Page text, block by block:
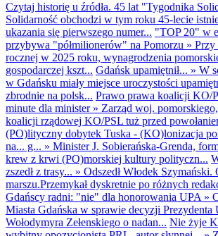
Czytaj historię u źródła. 45 lat "Tygodnika
Solidarność obchodzi w tym roku 45-lecie
ukazania się pierwszego numer... "TOP 20" w
przybywa "półmilionerów" na Pomorzu » Przy
rocznej w 2025 roku, wynagrodzenia
gospodarczej kszt... Gdańsk upamiętnił... » W
w Gdańsku miały miejsce uroczystości
zbrodnie na polsk... Prawo prawa koalicji KO/
minute dla minister» Zarząd woj.
koalicji rządowej KO/PSL tuż przed
(PO)lityczny dobytek Tuska - (KO)lonizacja
na... g... » Minister J. Sobierańska-Grenda,
krew z krwi (PO)morskiej kultury polityczn...
zszedł z trasy... » Odszedł Włodek Szymański.
marszu.Przemykał dyskretnie po różnych
Gdańscy radni: "nie" dla honorowania UPA »
Miasta Gdańska w sprawie decyzji Prezydenta
Wołodymyra Zełenskiego o nadan... Nie żyje